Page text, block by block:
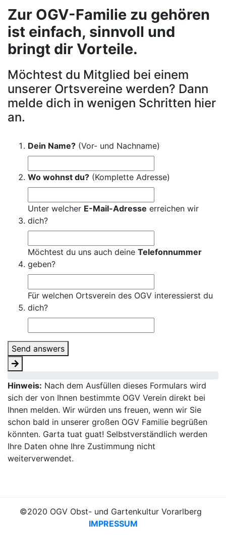
Zur OGV-Familie zu gehören
ist einfach, sinnvoll und
bringt dir Vorteile.
Möchtest du Mitglied bei einem
unserer Ortsvereine werden? Dann
melde dich in wenigen Schritten hier
an.
Dein Name? (Vor- und Nachname)
Wo wohnst du? (Komplette Adresse)
Unter welcher E-Mail-Adresse erreichen wir
dich?
Möchtest du uns auch deine Telefonnummer
geben?
Für welchen Ortsverein des OGV interessierst du
dich?
Send answers
Hinweis: Nach dem Ausfüllen dieses Formulars wird
sich der von Ihnen bestimmte OGV Verein direkt bei
Ihnen melden. Wir würden uns freuen, wenn wir Sie
schon bald in unserer großen OGV Familie begrüßen
könnten. Garta tuat guat! Selbstverständlich werden
Ihre Daten ohne Ihre Zustimmung nicht
weiterverwendet.
©2020 OGV Obst- und Gartenkultur Vorarlberg
IMPRESSUM